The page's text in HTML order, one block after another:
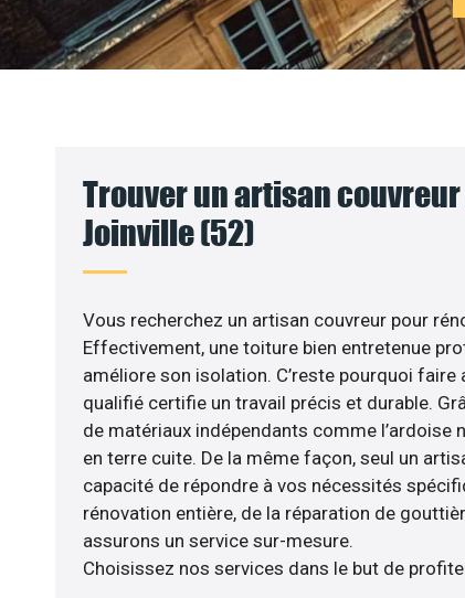
Trouver un artisan
Joinville (52)
Vous recherchez un artisan couvreur pour
Effectivement, une toiture bien entretenue
améliore son isolation. C’reste pourquoi faire
qualifié certifie un travail précis et durable.
de matériaux indépendants comme l’ardoise
en terre cuite. De la même façon, seul un
capacité de répondre à vos nécessités
rénovation entière, de la réparation de
assurons un service sur-mesure.
Choisissez nos services dans le but de